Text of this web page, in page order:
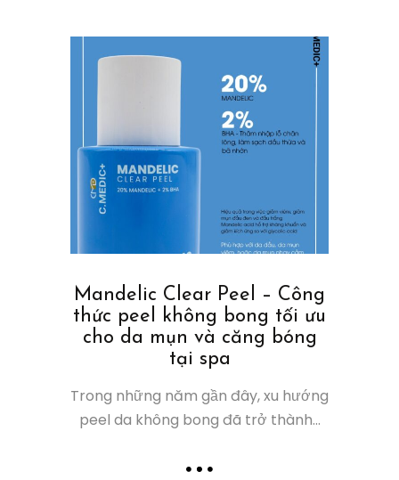
Mandelic Clear Peel – Công
thức peel không bong tối ưu
cho da mụn và căng bóng
tại spa
Trong những năm gần đây, xu hướng
peel da không bong đã trở thành...